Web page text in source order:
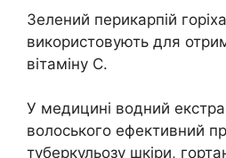
Зелений перикарпій
використовують для
вітаміну C.
У медицині водний
волоського ефективний
туберкульозу шкіри,